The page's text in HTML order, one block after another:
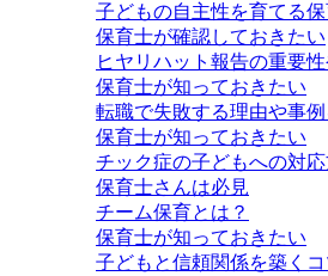
子どもの自主性を育てる
保育士が確認しておきたい
ヒヤリハット報告の重要
保育士が知っておきたい
転職で失敗する理由や事
保育士が知っておきたい
チック症の子どもへの対応
保育士さんは必見
チーム保育とは？
保育士が知っておきたい
子どもと信頼関係を築く